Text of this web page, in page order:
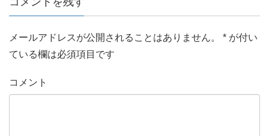
メールアドレスが公開されることはありません。 * が付い
ている欄は必須項目です
コメント